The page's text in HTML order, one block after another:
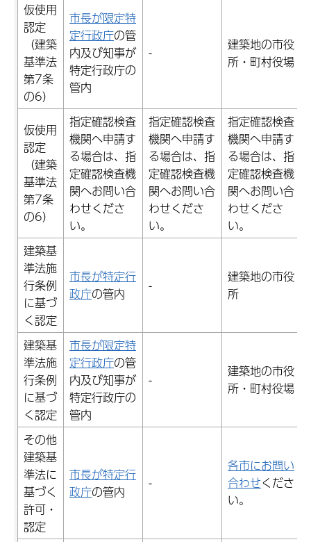
仮使用
認定
（建築
基準法
第7条
の6）
市長が限定特
定行政庁の管
内及び知事が
特定行政庁の
管内
-
建築地の市役
所・町村役場
仮使用
認定
（建築
基準法
第7条
の6）
指定確認検査
機関へ申請す
る場合は、指
定確認検査機
関へお問い合
わせくださ
い。
指定確認検査
機関へ申請す
る場合は、指
定確認検査機
関へお問い合
わせくださ
い。
指定確認検査
機関へ申請す
る場合は、指
定確認検査機
関へお問い合
わせくださ
い。
建築基
準法施
行条例
に基づ
く認定
市長が特定行
政庁の管内 -
建築地の市役
所
建築基
準法施
行条例
に基づ
く認定
市長が限定特
定行政庁の管
内及び知事が
特定行政庁の
管内
-
建築地の市役
所・町村役場
その他
建築基
準法に
基づく
許可・
認定
市長が特定行
政庁の管内
-
各市にお問い
合わせくださ
い。